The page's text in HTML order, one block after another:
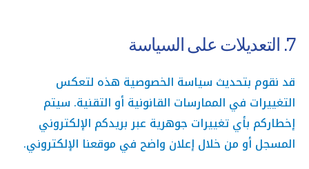
7. التعديلات على السياسة
قد نقوم بتحديث سياسة الخصوصية هذه لتعكس
التغييرات في الممارسات القانونية أو التقنية. سيتم
إخطاركم بأي تغييرات جوهرية عبر بريدكم الإلكتروني
المسجل أو من خلال إعلان واضح في موقعنا الإلكتروني.